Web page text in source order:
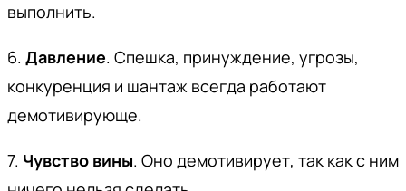
выполнить.
6. Давление. Спешка, принуждение, угрозы,
конкуренция и шантаж всегда работают
демотивирующе.
7. Чувство вины. Оно демотивирует, так как с ним